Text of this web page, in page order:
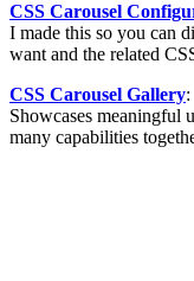
CSS Carousel
I made this so you can
want and the related
CSS Carousel Gallery:
Showcases meaningful
many capabilities